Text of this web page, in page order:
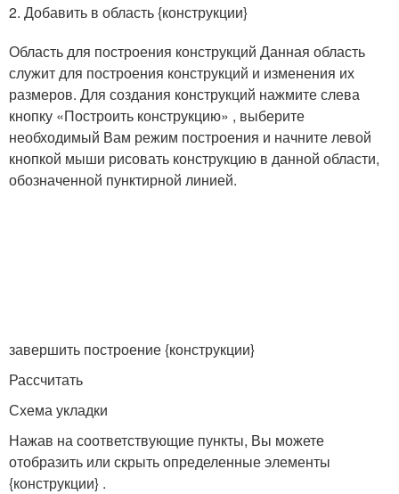
2. Добавить в область {конструкции}
Область для построения конструкций Данная область
служит для построения конструкций и изменения их
размеров. Для создания конструкций нажмите слева
кнопку «Построить конструкцию» , выберите
необходимый Вам режим построения и начните левой
кнопкой мыши рисовать конструкцию в данной области,
обозначенной пунктирной линией.
завершить построение {конструкции}
Рассчитать
Схема укладки
Нажав на соответствующие пункты, Вы можете
отобразить или скрыть определенные элементы
{конструкции} .